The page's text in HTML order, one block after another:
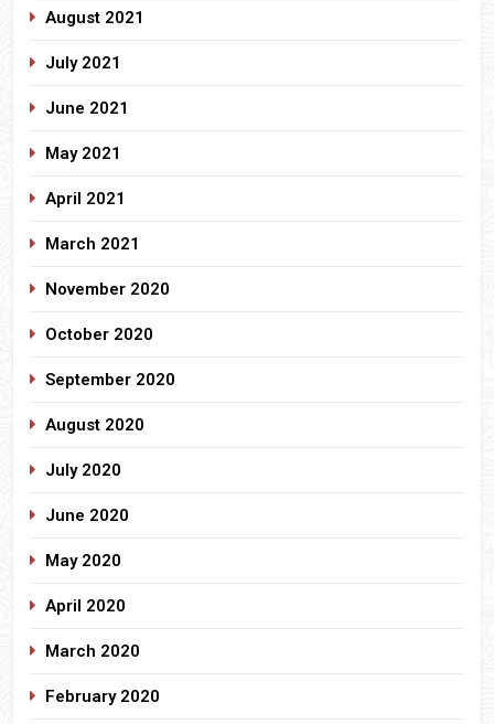
August 2021
July 2021
June 2021
May 2021
April 2021
March 2021
November 2020
October 2020
September 2020
August 2020
July 2020
June 2020
May 2020
April 2020
March 2020
February 2020